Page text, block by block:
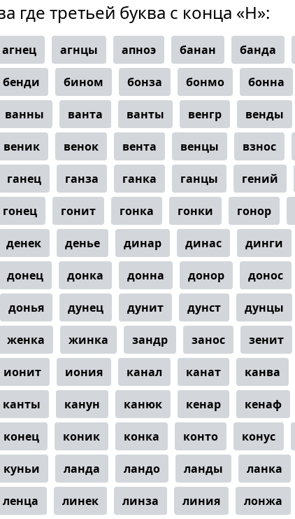
где третьей буква с конца «Н»:
агнец агнцы апноэ банан банда
бенди бином бонза бонмо бонна
ванны ванта ванты венгр венды
веник венок вента венцы взнос
ганец ганза ганка ганцы гений
гонец гонит гонка гонки гонор
денек денье динар динас динги
донец донка донна донор донос
донья дунец дунит дунст дунцы
женка жинка зандр занос зенит
ионит иония канал канат канва
канты канун канюк кенар кенаф
конец коник конка конто конус
куньи ланда ландо ланды ланка
ленца линек линза линия лонжа